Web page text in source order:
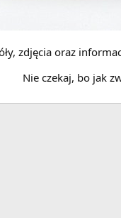
zdjęcia oraz
Nie czekaj, bo jak